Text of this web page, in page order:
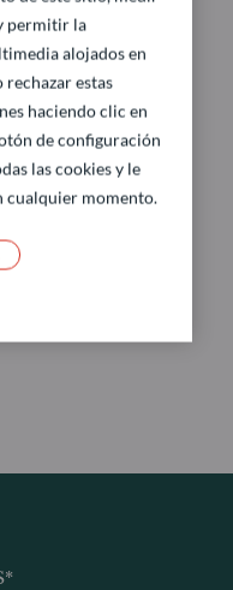
permitir la
alojados en
estas
haciendo clic en
de configuración
las cookies y le
cualquier momento.